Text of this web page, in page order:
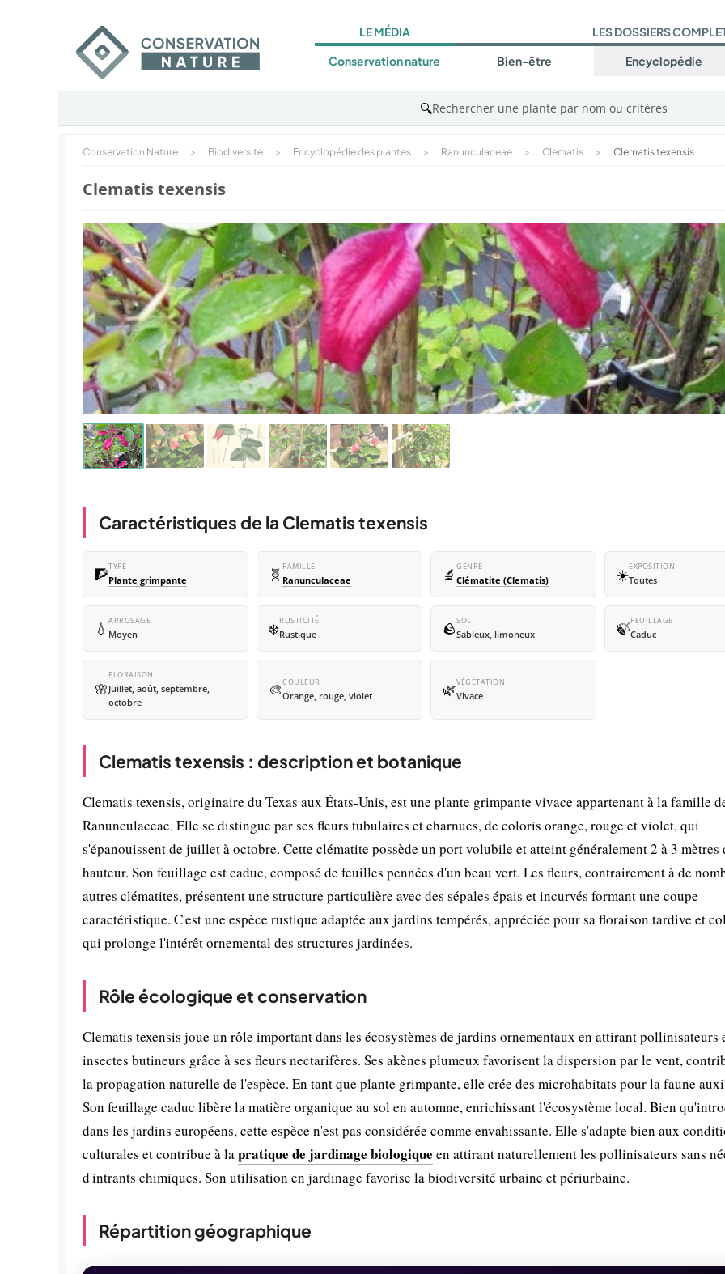
LE MÉDIA
Conservation nature
LES DOSSIERS
Bien-être Encyclopédie
🔍Rechercher une plante par nom ou critères
Conservation Nature > Biodiversité > Encyclopédie des plantes > Ranunculaceae > Clematis > Clematis texensis
Clematis texensis
Caractéristiques de la Clematis texensis
🧗TYPE
Plante grimpante 🧬 FAMILLE
Ranunculaceae 🔬 GENRE
Clématite (Clematis) ☀️EXPOSITION
Toutes
💧 ARROSAGE
Moyen ❄️RUSTICITÉ
Rustique 🪨SOL
Sableux, limoneux 🍃FEUILLAGE
Caduc
🌸
FLORAISON
Juillet, août, septembre,
octobre
🎨COULEUR
Orange, rouge, violet 🌿VÉGÉTATION
Vivace
Clematis texensis : description et botanique
Clematis texensis, originaire du Texas aux États-Unis, est une plante grimpante vivace appartenant à la famille
Ranunculaceae. Elle se distingue par ses fleurs tubulaires et charnues, de coloris orange, rouge et violet, qui
s'épanouissent de juillet à octobre. Cette clématite possède un port volubile et atteint généralement 2 à 3 mètres
hauteur. Son feuillage est caduc, composé de feuilles pennées d'un beau vert. Les fleurs, contrairement à de
autres clématites, présentent une structure particulière avec des sépales épais et incurvés formant une coupe
caractéristique. C'est une espèce rustique adaptée aux jardins tempérés, appréciée pour sa floraison tardive et
qui prolonge l'intérêt ornemental des structures jardinées.
Rôle écologique et conservation
Clematis texensis joue un rôle important dans les écosystèmes de jardins ornementaux en attirant pollinisateurs
insectes butineurs grâce à ses fleurs nectarifères. Ses akènes plumeux favorisent la dispersion par le vent,
la propagation naturelle de l'espèce. En tant que plante grimpante, elle crée des microhabitats pour la faune
Son feuillage caduc libère la matière organique au sol en automne, enrichissant l'écosystème local. Bien
dans les jardins européens, cette espèce n'est pas considérée comme envahissante. Elle s'adapte bien aux
culturales et contribue à lapratique de jardinage biologique en attirant naturellement les pollinisateurs sans
d'intrants chimiques. Son utilisation en jardinage favorise la biodiversité urbaine et périurbaine.
Répartition géographique